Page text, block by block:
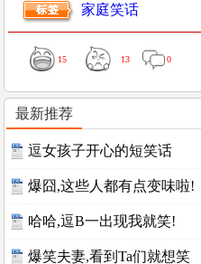
家庭笑话
15 13 0
最新推荐
逗女孩子开心的短笑话
爆囧,这些人都有点变味啦!
哈哈,逗B一出现我就笑!
爆笑夫妻,看到Ta们就想笑